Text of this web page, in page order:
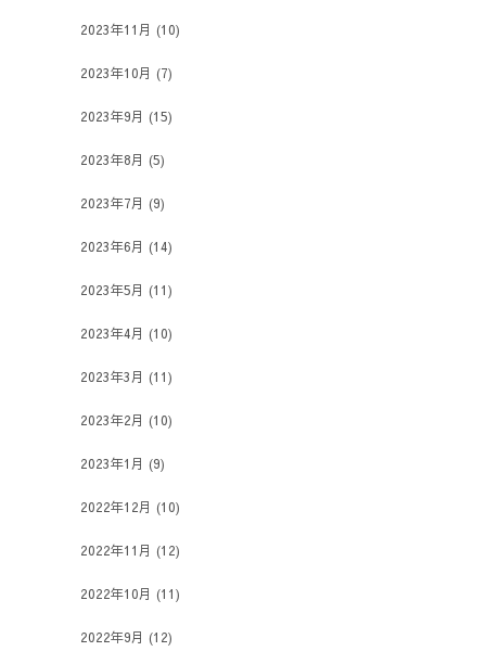
2023年11月 (10)
2023年10月 (7)
2023年9月 (15)
2023年8月 (5)
2023年7月 (9)
2023年6月 (14)
2023年5月 (11)
2023年4月 (10)
2023年3月 (11)
2023年2月 (10)
2023年1月 (9)
2022年12月 (10)
2022年11月 (12)
2022年10月 (11)
2022年9月 (12)